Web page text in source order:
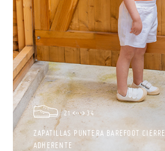
21 34
ZAPATILLAS PUNTERA BAREFOOT CIERRE
ADHERENTE